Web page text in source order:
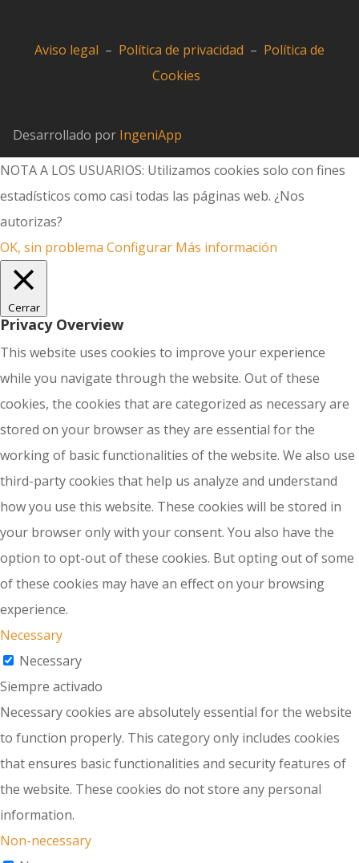
Aviso legal – Política de privacidad – Política de
Cookies
Desarrollado por IngeniApp
NOTA A LOS USUARIOS: Utilizamos cookies solo con fines
estadísticos como casi todas las páginas web. ¿Nos
autorizas?
OK, sin problema Configurar Más información
Cerrar
Privacy Overview
This website uses cookies to improve your experience
while you navigate through the website. Out of these
cookies, the cookies that are categorized as necessary are
stored on your browser as they are essential for the
working of basic functionalities of the website. We also use
third-party cookies that help us analyze and understand
how you use this website. These cookies will be stored in
your browser only with your consent. You also have the
option to opt-out of these cookies. But opting out of some
of these cookies may have an effect on your browsing
experience.
Necessary
Necessary
Siempre activado
Necessary cookies are absolutely essential for the website
to function properly. This category only includes cookies
that ensures basic functionalities and security features of
the website. These cookies do not store any personal
information.
Non-necessary